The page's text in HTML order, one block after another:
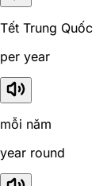
Tết Trung Quốc
per year
mỗi năm
year round